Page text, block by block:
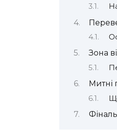
Зона
Митні